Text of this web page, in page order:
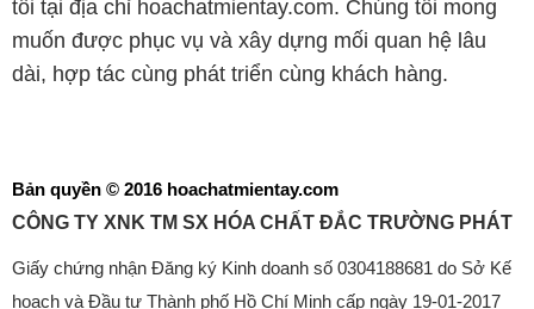
tôi tại địa chỉ hoachatmientay.com. Chúng tôi mong
muốn được phục vụ và xây dựng mối quan hệ lâu
dài, hợp tác cùng phát triển cùng khách hàng.
Bản quyền © 2016 hoachatmientay.com
CÔNG TY XNK TM SX HÓA CHẤT ĐẮC TRƯỜNG PHÁT
Giấy chứng nhận Đăng ký Kinh doanh số 0304188681 do Sở Kế
hoạch và Đầu tư Thành phố Hồ Chí Minh cấp ngày 19-01-2017